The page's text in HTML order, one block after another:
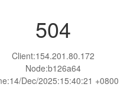
504
Client:154.201.80.172
Node:b126a64
14/Dec/2025:15:40:21 +0800